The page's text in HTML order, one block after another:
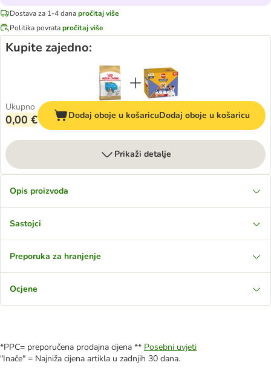
Dostava za 1-4 danapročitaj više
Politika povratapročitaj više
Kupite zajedno:
Ukupno
0,00 € Dodaj oboje u košaricuDodaj oboje u košaricu
Prikaži detalje
Opis proizvoda
Sastojci
Preporuka za hranjenje
Ocjene
*PPC= preporučena prodajna cijena ** Posebni uvjeti
"Inače" = Najniža cijena artikla u zadnjih 30 dana.